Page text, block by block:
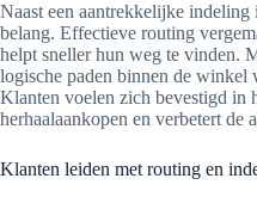
Naast een aantrekkelijke
belang. Effectieve routing
helpt sneller hun weg te vinden.
logische paden binnen de winkel
Klanten voelen zich bevestigd in
herhaalaankopen en verbetert de
Klanten leiden met routing en